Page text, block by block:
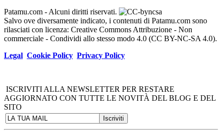
Patamu.com - Alcuni diritti riservati.
Salvo ove diversamente indicato, i contenuti di Patamu.com sono
rilasciati con licenza: Creative Commons Attribuzione - Non
commerciale - Condividi allo stesso modo 4.0 (CC BY-NC-SA 4.0).
Legal Cookie Policy Privacy Policy
ISCRIVITI ALLA NEWSLETTER PER RESTARE
AGGIORNATO CON TUTTE LE NOVITÀ DEL BLOG E DEL
SITO